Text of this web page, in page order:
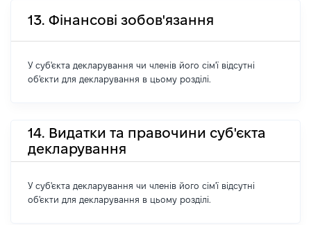
13. Фінансові зобов'язання
У суб'єкта декларування чи членів його сім'ї відсутні
об'єкти для декларування в цьому розділі.
14. Видатки та правочини суб'єкта
декларування
У суб'єкта декларування чи членів його сім'ї відсутні
об'єкти для декларування в цьому розділі.